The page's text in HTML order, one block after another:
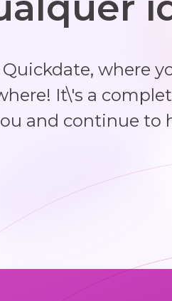
where
It\'s a
and continue to